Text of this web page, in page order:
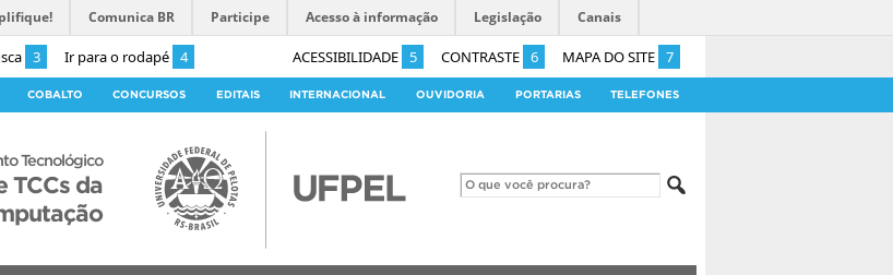
3 Ir para o rodapé 4 ACESSIBILIDADE 5 CONTRASTE 6 MAPA DO SITE 7
Comunica BR Participe Acesso à informação Legislação Canais
COBALTO CONCURSOS EDITAIS INTERNACIONAL OUVIDORIA PORTARIAS TELEFONES
Tecnológico
TCCs da